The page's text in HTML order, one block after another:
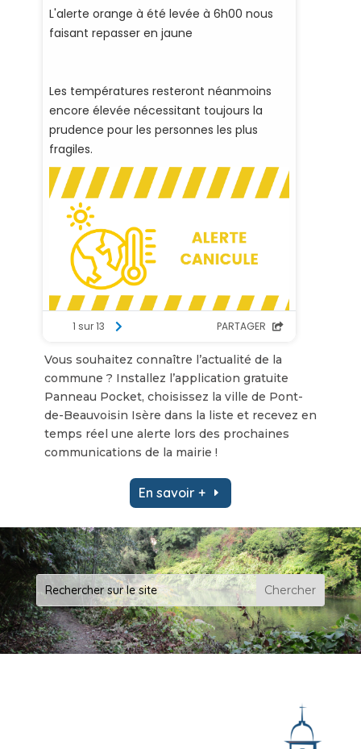
Vous souhaitez connaître l’actualité de la
commune ? Installez l’application gratuite
Panneau Pocket, choisissez la ville de Pont-
de-Beauvoisin Isère dans la liste et recevez en
temps réel une alerte lors des prochaines
communications de la mairie !
En savoir +